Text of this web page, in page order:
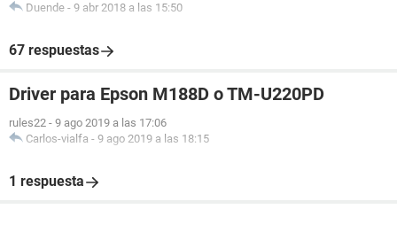
Duende - 9 abr 2018 a las 15:50
67 respuestas
Driver para Epson M188D o TM-U220PD
rules22 - 9 ago 2019 a las 17:06
Carlos-vialfa - 9 ago 2019 a las 18:15
1 respuesta